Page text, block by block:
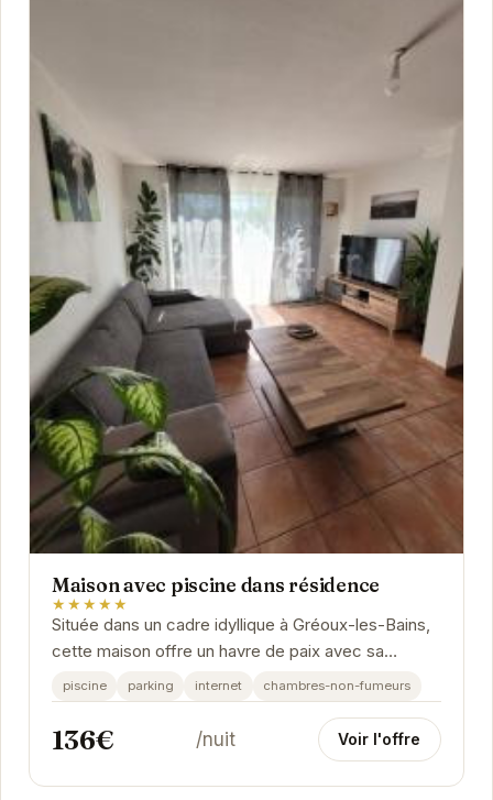
Maison avec piscine dans résidence
★★★★★
Située dans un cadre idyllique à Gréoux-les-Bains,
cette maison offre un havre de paix avec sa
piscine privée. Profitez d'un environnement
calme...
piscine parking internet chambres-non-fumeurs
136€ /nuit Voir l'offre